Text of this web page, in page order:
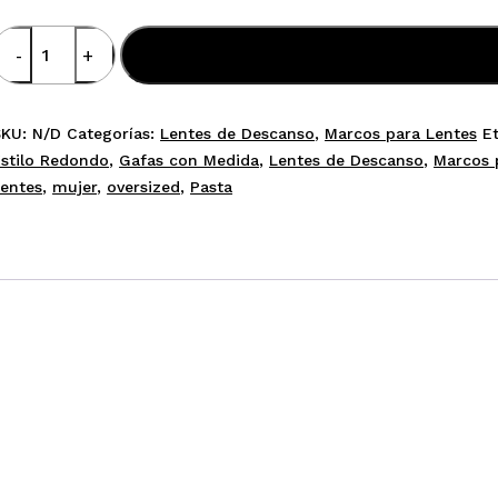
N/D Categorías: Lentes de Descanso, Marcos para Lentes
Redondo, Gafas con Medida, Lentes de Descanso, Marcos
, mujer, oversized, Pasta